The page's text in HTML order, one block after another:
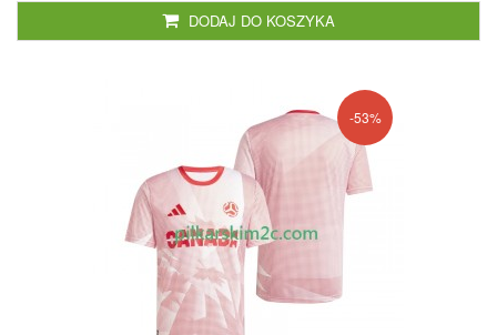
DODAJ DO KOSZYKA
-53%